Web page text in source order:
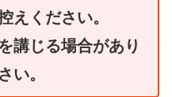
えください。
講じる場合があり
い。